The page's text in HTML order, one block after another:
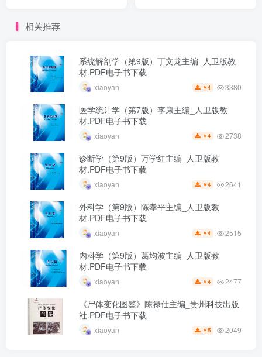
相关推荐
系统解剖学（第9版）丁文龙主编_人卫版教
材.PDF电子书下载
xiaoyan ￥4 3380
医学统计学（第7版）李康主编_人卫版教
材.PDF电子书下载
xiaoyan ￥4 2738
诊断学（第9版）万学红主编_人卫版教
材.PDF电子书下载
xiaoyan ￥4 2641
外科学（第9版）陈孝平主编_人卫版教
材.PDF电子书下载
xiaoyan ￥4 2515
内科学（第9版）葛均波主编_人卫版教
材.PDF电子书下载
xiaoyan ￥4 2477
《尸体变化图鉴》陈禄仕主编_贵州科技出版
社.PDF电子书下载
xiaoyan ￥5 2049